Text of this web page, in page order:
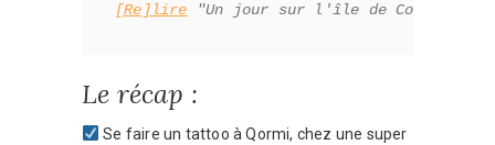
[Re]lire "Un jour sur l'île de Comino et
Le récap :
Se faire un tattoo à Qormi, chez une super